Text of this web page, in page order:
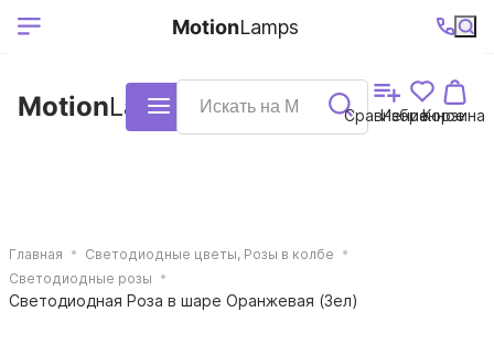
Ваш регион
Выберите ваш
+7 (495)740-
38-68
График
работы
MotionLamps Каталог Сравнение
Избранное
Корзина
MotionLamps
Главная
Светодиодные цветы, Розы в колбе
Светодиодные розы
Светодиодная Роза в шаре Оранжевая (Зел)